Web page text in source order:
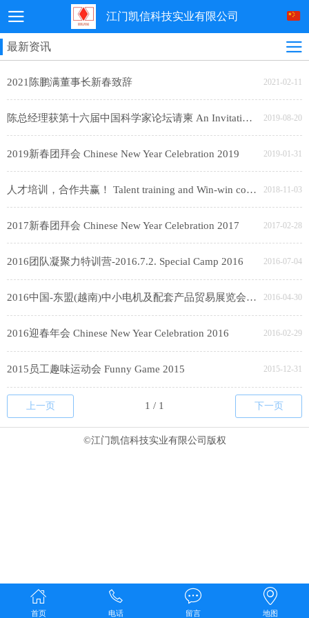
江门凯信科技实业有限公司
最新资讯
2021陈鹏满董事长新春致辞 2021-02-11
陈总经理获第十六届中国科学家论坛请柬 An Invitation From The 16th China Scientist Forum To General Manager Mr. Chen 2019-08-20
2019新春团拜会 Chinese New Year Celebration 2019 2019-01-31
人才培训，合作共赢！ Talent training and Win-win cooperation 2018-11-03
2017新春团拜会 Chinese New Year Celebration 2017 2017-02-28
2016团队凝聚力特训营-2016.7.2. Special Camp 2016 2016-07-04
2016中国-东盟(越南)中小电机及配套产品贸易展览会 Vietnam Expo 2016 2016-04-30
2016迎春年会 Chinese New Year Celebration 2016 2016-02-29
2015员工趣味运动会 Funny Game 2015 2015-12-31
上一页 下一页
©江门凯信科技实业有限公司版权
首页 电话 留言 地图